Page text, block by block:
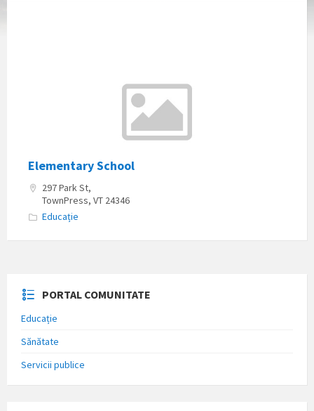
Elementary School
297 Park St,
TownPress, VT 24346
Educație
PORTAL COMUNITATE
Educație
Sănătate
Servicii publice